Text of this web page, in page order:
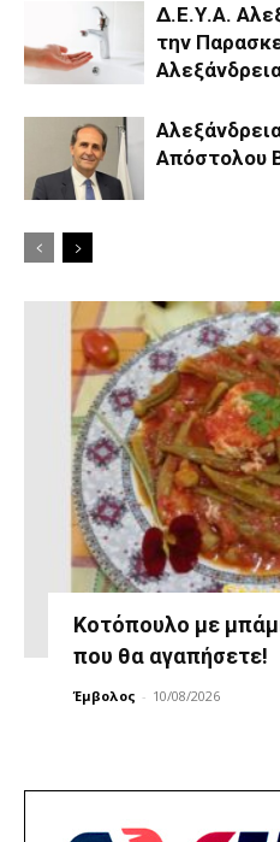
Δ.Ε.Υ.Α.
την
Απόστολου
Κοτόπουλο με
που θα αγαπήσετε!
Έμβολος - 10/08/2026